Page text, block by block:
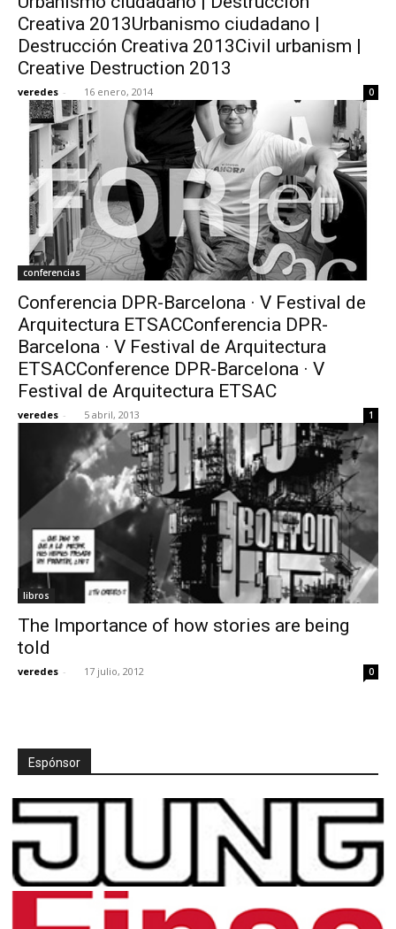
Creativa 2013Urbanismo ciudadano |
Destrucción Creativa 2013Civil urbanism |
Creative Destruction 2013
veredes - 16 enero, 2014 0
conferencias
Conferencia DPR-Barcelona · V Festival de
Arquitectura ETSACConferencia DPR-
Barcelona · V Festival de Arquitectura
ETSACConference DPR-Barcelona · V
Festival de Arquitectura ETSAC
veredes - 5 abril, 2013 1
libros
The Importance of how stories are being
told
veredes - 17 julio, 2012 0
Espónsor